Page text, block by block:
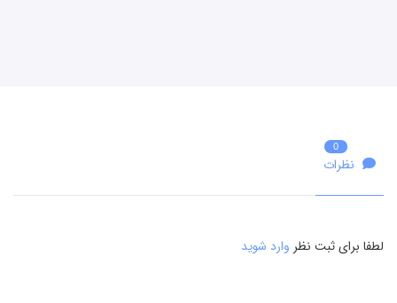
نظرات
0
لطفا برای ثبت نظر وارد شوید